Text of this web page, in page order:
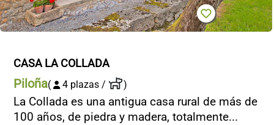
CASA LA COLLADA
Piloña( 4 plazas / )
La Collada es una antigua casa rural de más de
100 años, de piedra y madera, totalmente...